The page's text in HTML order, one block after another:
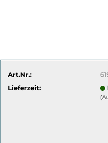
Art.Nr.:
Lieferzeit: